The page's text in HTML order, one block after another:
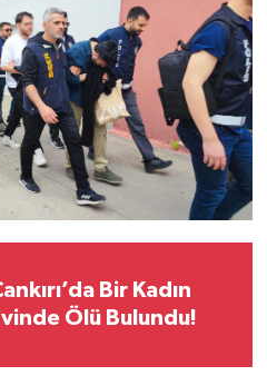
Bir Kadın
Ölü Bulundu!